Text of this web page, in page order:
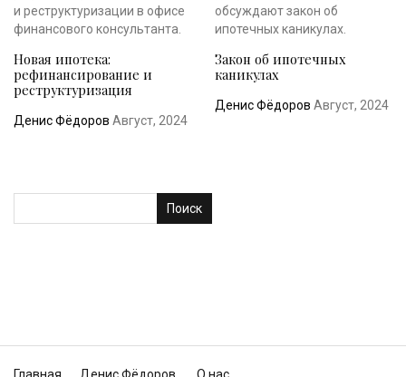
Новая ипотека:
рефинансирование и
реструктуризация
Денис Фёдоров Август, 2024
Закон об ипотечных
каникулах
Денис Фёдоров Август, 2024
Поиск